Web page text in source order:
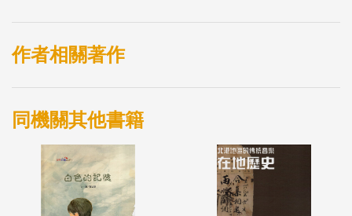
作者相關著作
同機關其他書籍